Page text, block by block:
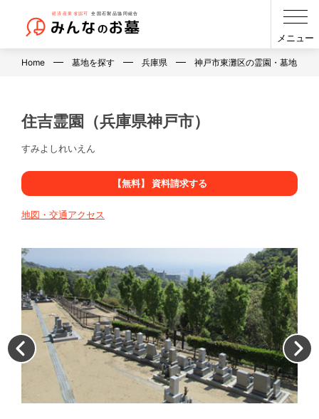
メニュー
Home 墓地を探す 兵庫県 神戸市東灘区の霊園・墓地・お
住吉霊園（兵庫県神戸市）
すみよしれいえん
【無料】 資料請求する
地図・交通アクセス